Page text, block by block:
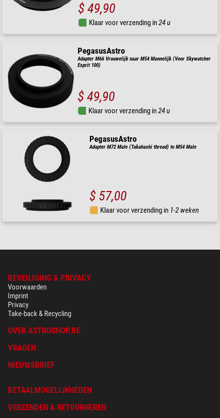
$ 49,90
Klaar voor verzending in24 u
PegasusAstro
Adapter M66 Vrouwelijk naar M54 Mannelijk (Voor Skywatcher
Esprit 100)
$ 49,90
Klaar voor verzending in24 u
PegasusAstro
Adapter M72 Male (Takahashi thread) to M54 Male
$ 57,00
Klaar voor verzending in 1-2 weken
BEVEILIGING & PRIVACY
Voorwaarden
Imprint
Privacy
Take-back & Recycling
OVER ASTROSHOP.BE
VRAGEN
NIEUWSBRIEF
BETAALMOGELIJKHEDEN
VERZENDEN & RETOURNEREN